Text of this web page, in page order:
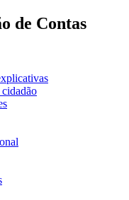
de Contas